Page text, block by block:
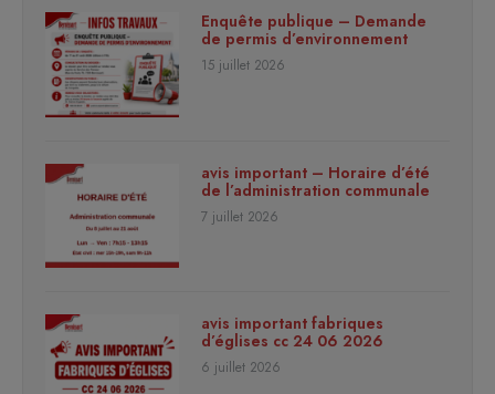
Enquête publique – Demande
de permis d’environnement
15 juillet 2026
avis important – Horaire d’été
de l’administration communale
7 juillet 2026
avis important fabriques
d’églises cc 24 06 2026
6 juillet 2026